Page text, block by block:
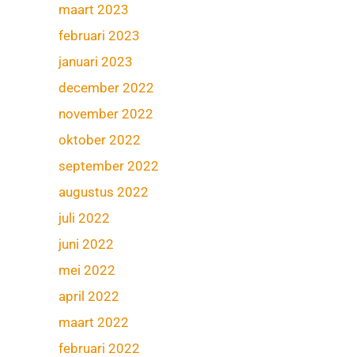
maart 2023
februari 2023
januari 2023
december 2022
november 2022
oktober 2022
september 2022
augustus 2022
juli 2022
juni 2022
mei 2022
april 2022
maart 2022
februari 2022